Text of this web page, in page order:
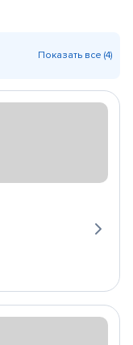
Показать все (4)